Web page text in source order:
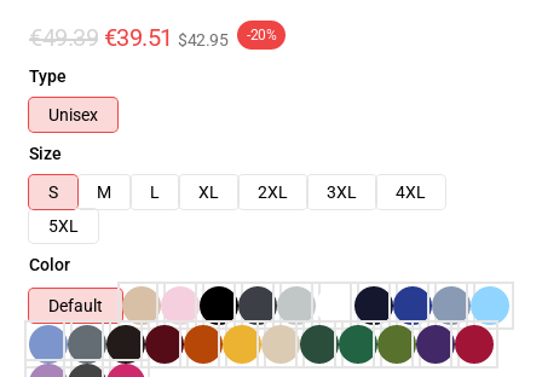
€49.39 €39.51 $42.95 -20%
Type
Unisex
Size
S
M L XL 2XL 3XL
4XL
5XL
Color
Default